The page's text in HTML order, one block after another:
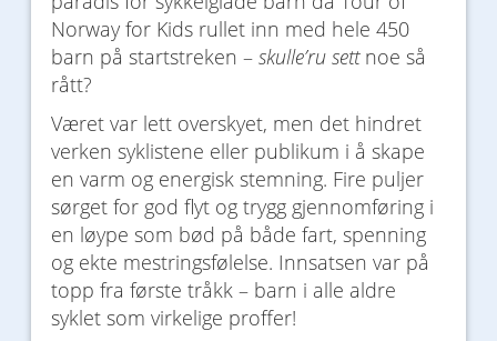
Norway for Kids rullet inn med hele 450
barn på startstreken – skulle’ru settnoe så
rått?
Været var lett overskyet, men det hindret
verken syklistene eller publikum i å skape
en varm og energisk stemning. Fire puljer
sørget for god flyt og trygg gjennomføring i
en løype som bød på både fart, spenning
og ekte mestringsfølelse. Innsatsen var på
topp fra første tråkk – barn i alle aldre
syklet som virkelige proffer!